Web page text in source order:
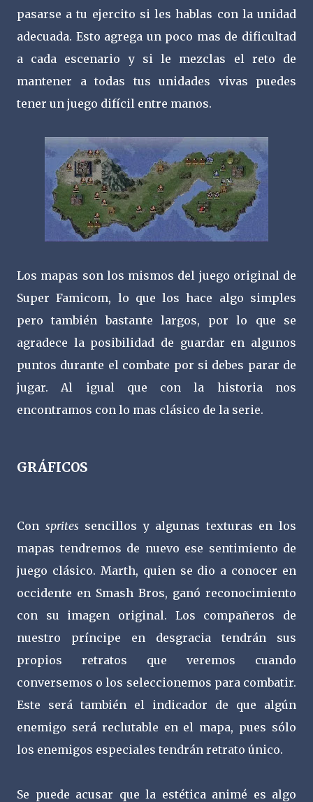
pasarse a tu ejercito si les hablas con la unidad
adecuada. Esto agrega un poco mas de dificultad
a cada escenario y si le mezclas el reto de
mantener a todas tus unidades vivas puedes
tener un juego difícil entre manos.
Los mapas son los mismos del juego original de
Super Famicom, lo que los hace algo simples
pero también bastante largos, por lo que se
agradece la posibilidad de guardar en algunos
puntos durante el combate por si debes parar de
jugar. Al igual que con la historia nos
encontramos con lo mas clásico de la serie.
GRÁFICOS
Con sprites sencillos y algunas texturas en los
mapas tendremos de nuevo ese sentimiento de
juego clásico. Marth, quien se dio a conocer en
occidente en Smash Bros, ganó reconocimiento
con su imagen original. Los compañeros de
nuestro príncipe en desgracia tendrán sus
propios retratos que veremos cuando
conversemos o los seleccionemos para combatir.
Este será también el indicador de que algún
enemigo será reclutable en el mapa, pues sólo
los enemigos especiales tendrán retrato único.
Se puede acusar que la estética animé es algo